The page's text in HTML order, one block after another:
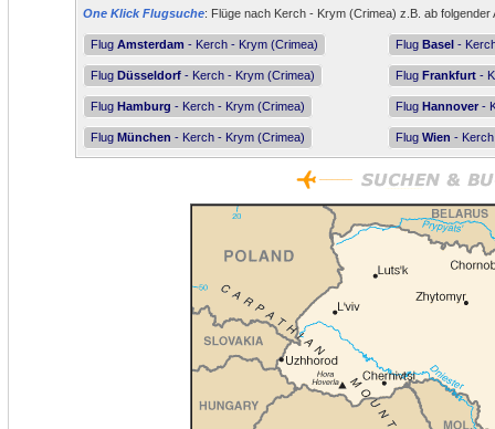
One Klick Flugsuche: Flüge nach Kerch - Krym (Crimea) z.B. ab folgender
Flug Amsterdam - Kerch - Krym (Crimea) Flug Basel -
Flug Düsseldorf - Kerch - Krym (Crimea) Flug Frankfurt -
Flug Hamburg - Kerch - Krym (Crimea) Flug Hannover -
Flug München - Kerch - Krym (Crimea) Flug Wien -